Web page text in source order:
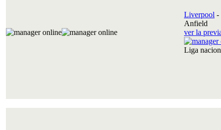
Liverpool -
Anfield
ver la
Liga